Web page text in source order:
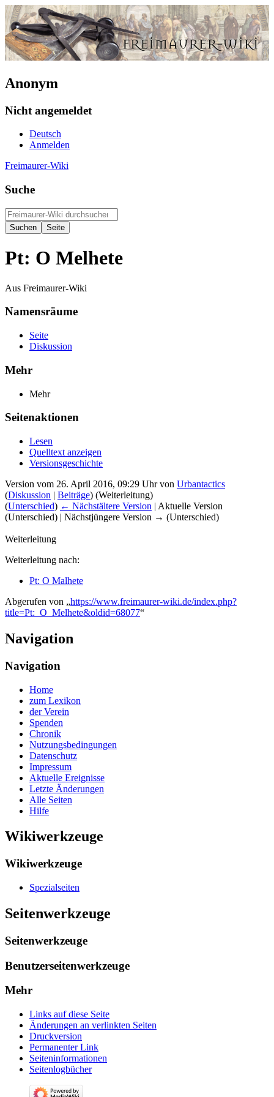
Anonym
Nicht angemeldet
Deutsch
Anmelden
Freimaurer-Wiki
Suche
Pt: O Melhete
Aus Freimaurer-Wiki
Namensräume
Seite
Diskussion
Mehr
Mehr
Seitenaktionen
Lesen
Quelltext anzeigen
Versionsgeschichte
Version vom 26. April 2016, 09:29 Uhr von Urbantactics
(Diskussion | Beiträge) (Weiterleitung)
(Unterschied) ← Nächstältere Version | Aktuelle Version
(Unterschied) | Nächstjüngere Version → (Unterschied)
Weiterleitung
Weiterleitung nach:
Pt: O Malhete
Abgerufen von „https://www.freimaurer-wiki.de/index.php?
title=Pt:_O_Melhete&oldid=68077“
Navigation
Navigation
Home
zum Lexikon
der Verein
Spenden
Chronik
Nutzungsbedingungen
Datenschutz
Impressum
Aktuelle Ereignisse
Letzte Änderungen
Alle Seiten
Hilfe
Wikiwerkzeuge
Wikiwerkzeuge
Spezialseiten
Seitenwerkzeuge
Seitenwerkzeuge
Benutzerseitenwerkzeuge
Mehr
Links auf diese Seite
Änderungen an verlinkten Seiten
Druckversion
Permanenter Link
Seiten­­informationen
Seitenlogbücher